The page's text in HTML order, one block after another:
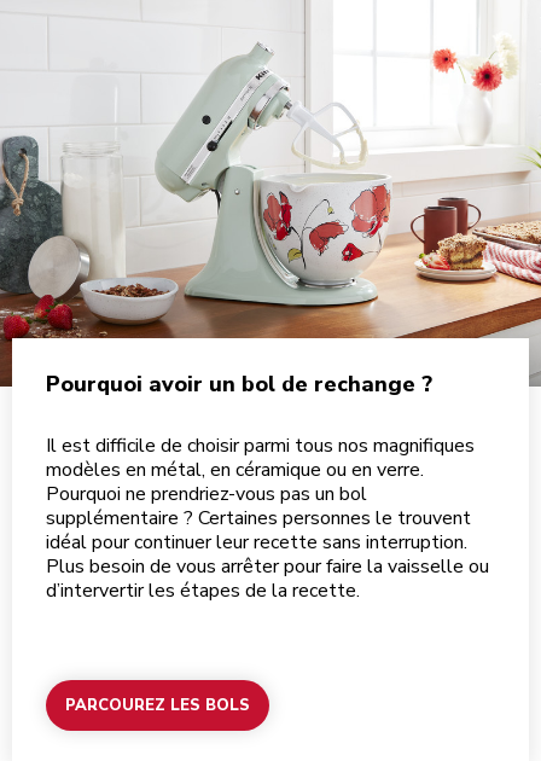
Pourquoi avoir un bol de rechange ?
Il est difficile de choisir parmi tous nos magnifiques
modèles en métal, en céramique ou en verre.
Pourquoi ne prendriez-vous pas un bol
supplémentaire ? Certaines personnes le trouvent
idéal pour continuerleur recette sans interruption.
Plus besoin de vous arrêter pour faire la vaisselle ou
d’intervertir les étapes de la recette.
PARCOUREZ LES BOLS